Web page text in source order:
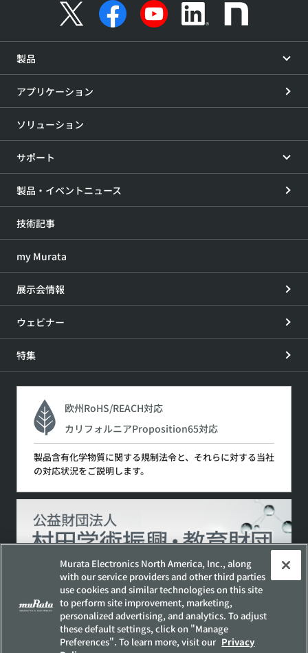
製品
アプリケーション
ソリューション
サポート
製品・イベントニュース
技術記事
my Murata
展示会情報
ウェビナー
特集
欧州RoHS/REACH対応
カリフォルニアProposition65対応
製品含有化学物質に関する規制法令と、それらに対する当社
の対応状況をご説明します。
サイトポリシー
ソーシャルメディアポリシー
個人情報保護方針
お客様の個人情報の取り扱いについて
Murata Electronics North America, Inc., along
with our service providers and other third parties
use cookies and similar technologies on this site
to perform site improvement, marketing,
personalized advertising, and analytics. To adjust
these default settings, click on "Manage
Preferences". To learn more, visit our Privacy